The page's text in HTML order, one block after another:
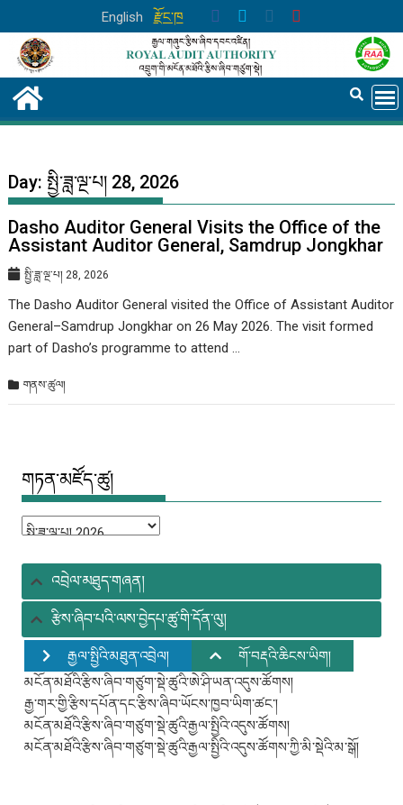
to
content
English རྫོང་ཁ
Day:སྤྱི་ཟླ་ལྔ་པ། 28, 2026
Dasho Auditor General Visits the Office of the
Assistant Auditor General, Samdrup Jongkhar
སྤྱི་ཟླ་ལྔ་པ། 28, 2026
The Dasho Auditor General visited the Office of Assistant Auditor
General–Samdrup Jongkhar on 26 May 2026. The visit formed
part of Dasho’s programme to attend …
གནས་ཚུལ།
གཏན་མཛོད་ཚུ།
གཏན་
ཚུ།
འབྲེལ་མཐུད་གཞན།
རྩིས་ཞིབ་པའི་ལས་བྱེདཔ་ཚུ་གི་དོན་ལུ།
རྒྱལ་སྤྱིའི་མཐུན་འབྲེལ།
གོ་བརྡའི་ཆིངས་ཡིག།
མངོན་མཐོའི་རྩིས་ཞིབ་གཙུག་སྡེ་ཚུའི་ཨེ་ཤི་ཡན་འདུས་ཚོགས།
རྒྱ་གར་གྱི་རྩིས་དཔོན་དང་རྩིས་ཞིབ་ཡོངས་ཁྱབ་ཡིག་ཚང་།
མངོན་མཐོའི་རྩིས་ཞིབ་གཙུག་སྡེ་ཚུའི་རྒྱལ་སྤྱིའི་འདུས་ཚོགས།
མངོན་མཐོའི་རྩིས་ཞིབ་གཙུག་སྡེ་ཚུའི་རྒྱལ་སྤྱིའི་འདུས་ཚོགས་ཀྱི་མི་སྡེའི་མ་སྒོ།